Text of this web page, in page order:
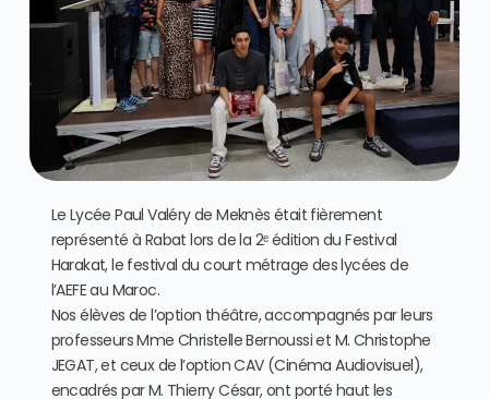
Le Lycée Paul Valéry de Meknès était fièrement
représenté à Rabat lors de la 2ᵉ édition du Festival
Harakat, le festival du court métrage des lycées de
l’AEFE au Maroc.
Nos élèves de l’option théâtre, accompagnés par leurs
professeurs Mme Christelle Bernoussi et M. Christophe
JEGAT, et ceux de l’option CAV (Cinéma Audiovisuel),
encadrés par M. Thierry César, ont porté haut les